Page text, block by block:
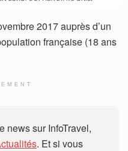
2017 auprès d’un
française (18 ans
news sur InfoTravel,
. Et si vous